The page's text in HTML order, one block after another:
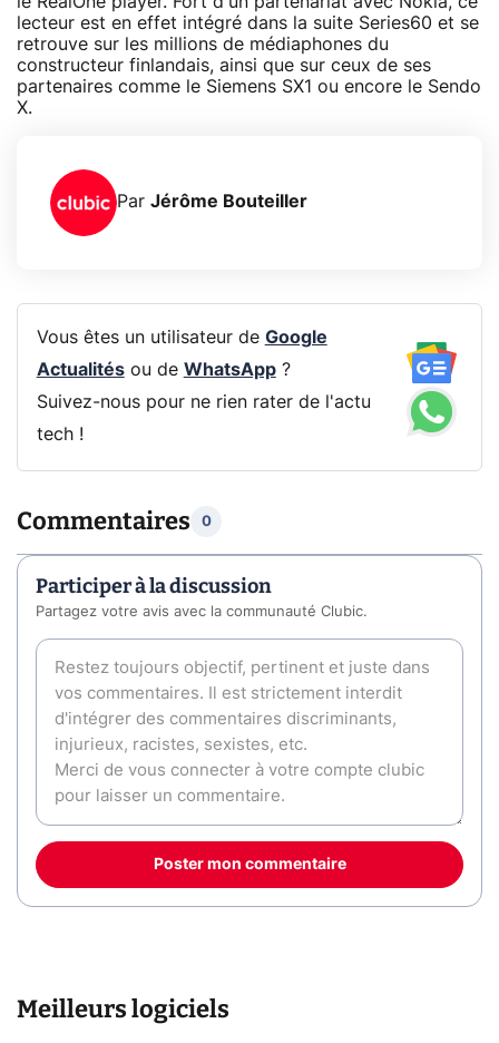
lecteur est en effet intégré dans la suite Series60 et se
retrouve sur les millions de médiaphones du
constructeur finlandais, ainsi que sur ceux de ses
partenaires comme le Siemens SX1 ou encore le Sendo
X.
Par Jérôme Bouteiller
Vous êtes un utilisateur de Google
Actualitésou de WhatsApp?
Suivez-nous pour ne rien rater de l'actu
tech !
Commentaires 0
Participer à la discussion
Partagez votre avis avec la communauté Clubic.
Poster mon commentaire
Meilleurs logiciels